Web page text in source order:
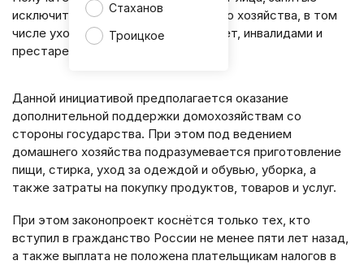
Стаханов
Троицкое
исключительно ведением домашнего хозяйства, в том
числе уходом за детьми после 1,5 лет, инвалидами и
престарелыми родителями.
Данной инициативой предполагается оказание
дополнительной поддержки домохозяйствам со
стороны государства. При этом под ведением
домашнего хозяйства подразумевается приготовление
пищи, стирка, уход за одеждой и обувью, уборка, а
также затраты на покупку продуктов, товаров и услуг.
При этом законопроект коснётся только тех, кто
вступил в гражданство России не менее пяти лет назад,
а также выплата не положена плательщикам налогов в